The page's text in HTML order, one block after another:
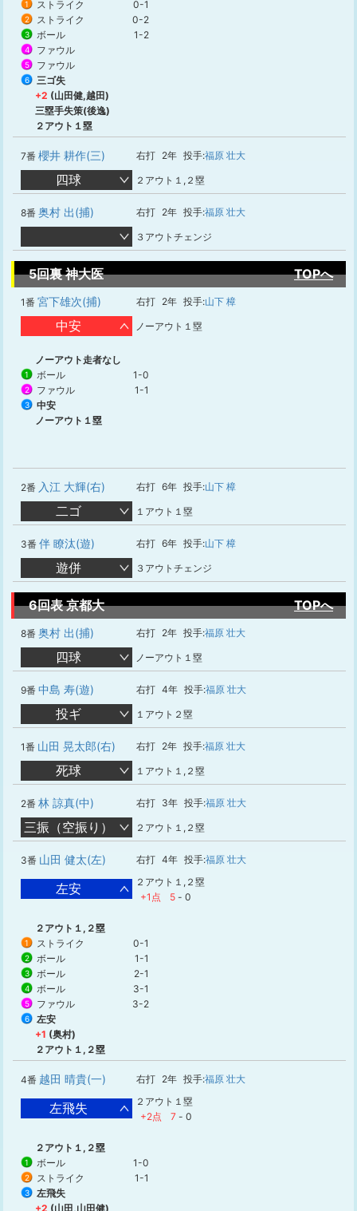
1 ストライク 0-1
2 ストライク 0-2
3 ボール 1-2
4 ファウル
5 ファウル
6
三ゴ失
+2 (山田健,越田)
三塁手失策(後逸)
２アウト１塁
7番 櫻井 耕作(三) 右打 2年 投手:福原 壮大
四球 ２アウト１,２塁
8番 奥村 出(捕) 右打 2年 投手:福原 壮大
３アウトチェンジ
5回裏 神大医 TOPへ
1番 宮下雄次(捕) 右打 2年 投手:山下 樟
中安 ノーアウト１塁
ノーアウト走者なし
1 ボール 1-0
2 ファウル 1-1
3
中安
ノーアウト１塁
2番 入江 大輝(右) 右打 6年 投手:山下 樟
二ゴ １アウト１塁
3番 伴 瞭汰(遊) 右打 6年 投手:山下 樟
遊併 ３アウトチェンジ
6回表 京都大 TOPへ
8番 奥村 出(捕) 右打 2年 投手:福原 壮大
四球 ノーアウト１塁
9番 中島 寿(遊) 右打 4年 投手:福原 壮大
投ギ １アウト２塁
1番 山田 晃太郎(右) 右打 2年 投手:福原 壮大
死球 １アウト１,２塁
2番 林 諒真(中) 右打 3年 投手:福原 壮大
三振（空振り） ２アウト１,２塁
3番 山田 健太(左) 右打 4年 投手:福原 壮大
左安
２アウト１,２塁
+1点
5 - 0
２アウト１,２塁
1 ストライク 0-1
2 ボール 1-1
3 ボール 2-1
4 ボール 3-1
5 ファウル 3-2
6
左安
+1 (奥村)
２アウト１,２塁
4番 越田 晴貴(一) 右打 2年 投手:福原 壮大
左飛失
２アウト１塁
+2点
7 - 0
２アウト１,２塁
1 ボール 1-0
2 ストライク 1-1
3
左飛失
+2 (山田,山田健)